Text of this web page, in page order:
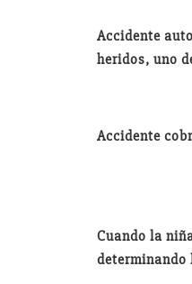
Accidente
heridos, uno
Accidente
Cuando la